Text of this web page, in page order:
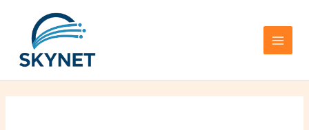
konten
Menu